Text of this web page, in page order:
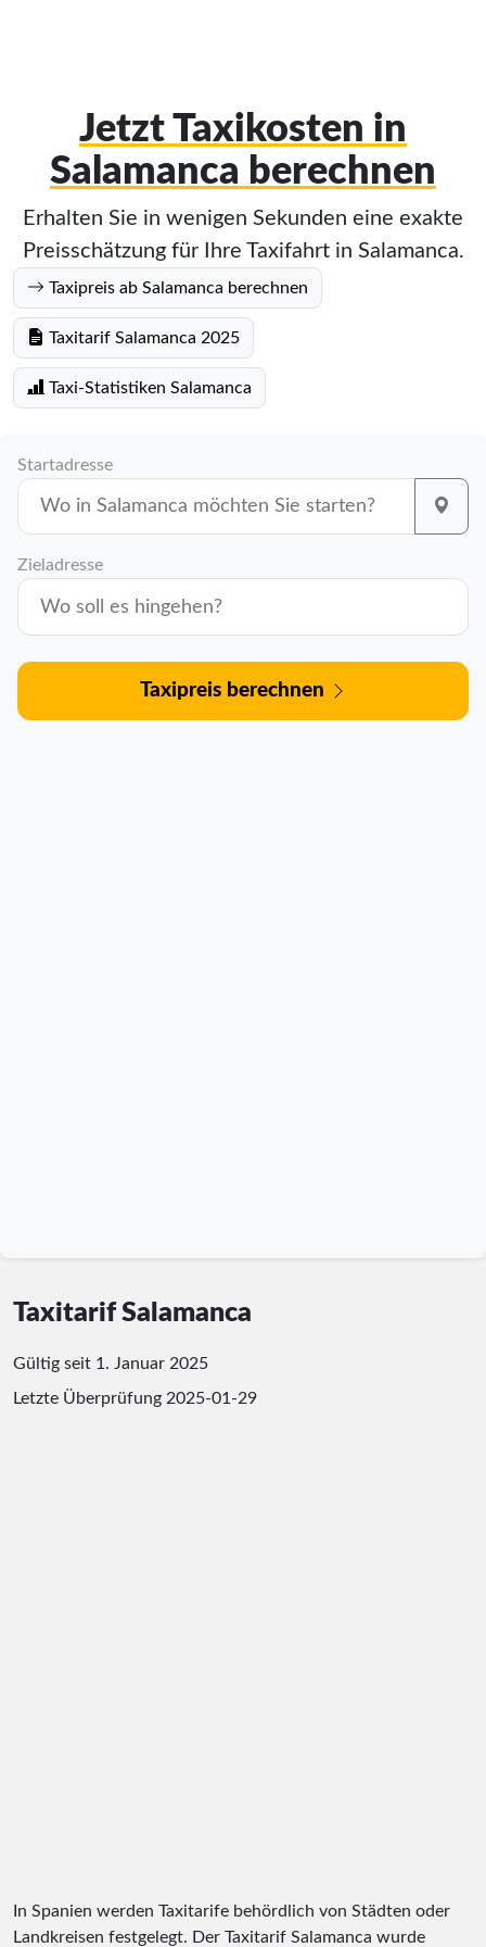
Jetzt Taxikosten in
Salamanca berechnen
Erhalten Sie in wenigen Sekunden eine exakte
Preisschätzung für Ihre Taxifahrt in Salamanca.
Taxipreis ab Salamanca berechnen
Taxitarif Salamanca 2025
Taxi-Statistiken Salamanca
Startadresse
Zieladresse
Taxipreis berechnen
Taxitarif Salamanca
Gültig seit 1. Januar 2025
Letzte Überprüfung 2025-01-29
In Spanien werden Taxitarife behördlich von Städten oder
Landkreisen festgelegt. Der Taxitarif Salamanca wurde